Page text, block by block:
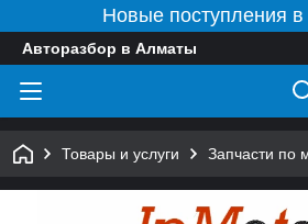
Новые поступления
Авторазбор в Алматы
Товары и услуги Запчасти по